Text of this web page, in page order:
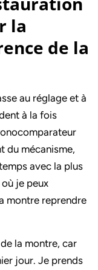
la
de la
au réglage et à
à la fois
du mécanisme,
avec la plus
je peux
montre reprendre
la montre, car
jour. Je prends